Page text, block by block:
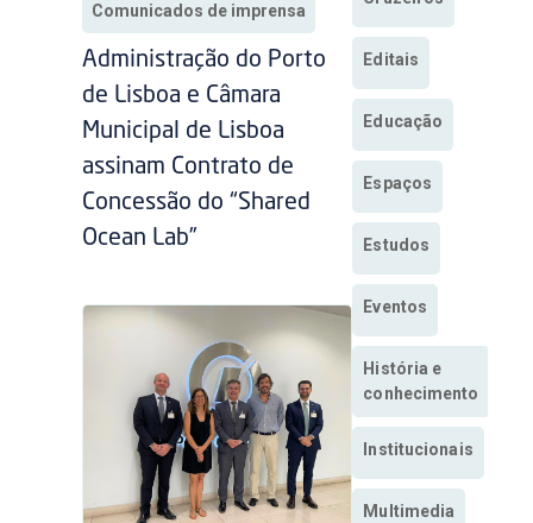
Comunicados de imprensa
Administração do Porto
de Lisboa e Câmara
Municipal de Lisboa
assinam Contrato de
Concessão do “Shared
Ocean Lab”
Editais
Educação
Espaços
Estudos
Eventos
História e
conhecimento
Institucionais
Multimedia